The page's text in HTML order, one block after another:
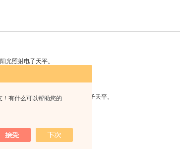
！有什么可以帮助您的
光照射电子天平。
闭的容器中，以免腐蚀和损坏电子天平。
于*状态。
作。